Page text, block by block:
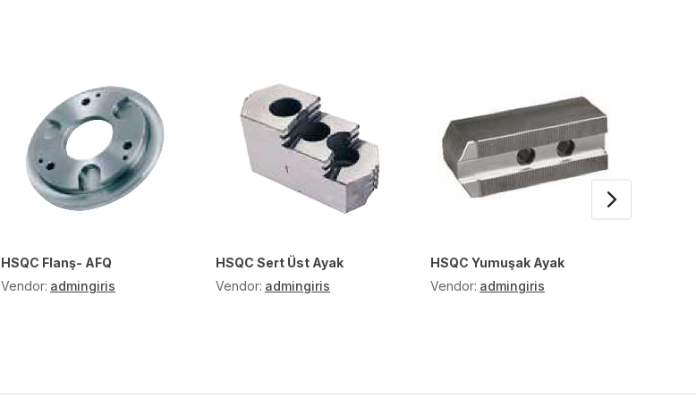
HSQC Flanş- AFQ
Vendor: admingiris
HSQC Sert Üst Ayak
Vendor: admingiris
HSQC Yumuşak Ayak
Vendor: admingiris